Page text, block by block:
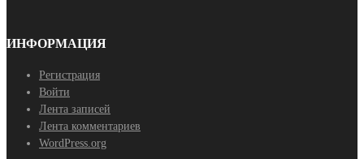
ИНФОРМАЦИЯ
Регистрация
Войти
Лента записей
Лента комментариев
WordPress.org